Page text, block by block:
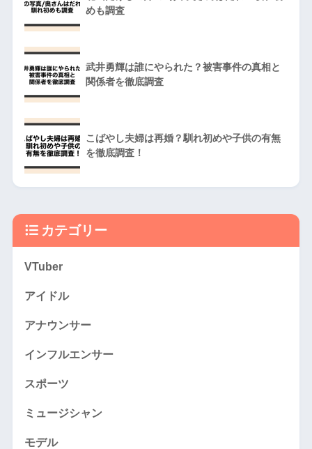
めも調査
武井勇輝は誰にやられた？被害事件の真相と
関係者を徹底調査
こばやし夫婦は再婚？馴れ初めや子供の有無
を徹底調査！
カテゴリー
VTuber
アイドル
アナウンサー
インフルエンサー
スポーツ
ミュージシャン
モデル